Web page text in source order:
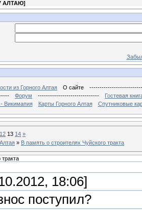
АЛТАЮ]
из Горного Алтая О сайте
Форум ------------------------------
Гостевая
Викимапия
Карты Горного Алтая Спутниковые
12 13 14 »
» В память о строителях Чуйского тракта
18:06]
поступил?